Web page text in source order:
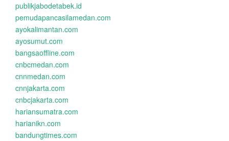
publikjabodetabek.id
pemudapancasilamedan.com
ayokalimantan.com
ayosumut.com
bangsaoffline.com
cnbcmedan.com
cnnmedan.com
cnnjakarta.com
cnbcjakarta.com
hariansumatra.com
harianikn.com
bandungtimes.com